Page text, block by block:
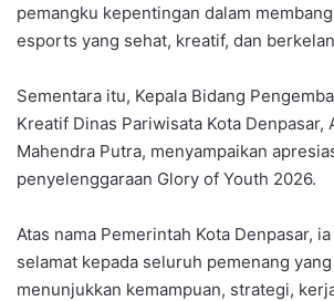
pemangku kepentingan dalam
esports yang sehat, kreatif, dan
Sementara itu, Kepala Bidang
Kreatif Dinas Pariwisata Kota Denpasar,
Mahendra Putra, menyampaikan
penyelenggaraan Glory of Youth 2026.
Atas nama Pemerintah Kota Denpasar,
selamat kepada seluruh pemenang
menunjukkan kemampuan, strategi,